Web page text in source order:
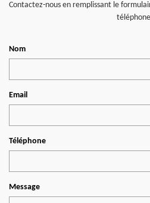
Contactez-nous en remplissant le
téléphone
Nom
Email
Téléphone
Message